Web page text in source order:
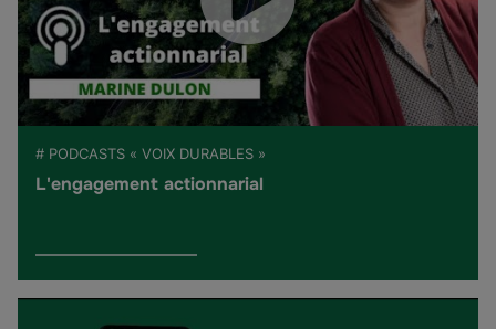
# PODCASTS « VOIX DURABLES »
L'engagement actionnarial